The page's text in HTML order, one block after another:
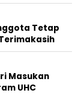
Tetap
Masukan
UHC